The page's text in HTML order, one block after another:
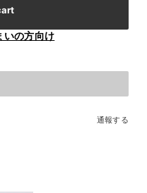
いの方向け
通報する